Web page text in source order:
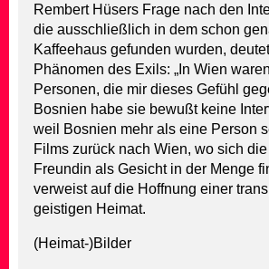
Rembert Hüsers Frage nach den
die ausschließlich in dem schon
Kaffeehaus gefunden wurden,
Phänomen des Exils: „In Wien
Personen, die mir dieses Gefühl
Bosnien habe sie bewußt keine
weil Bosnien mehr als eine Person
Films zurück nach Wien, wo sich
Freundin als Gesicht in der Menge
verweist auf die Hoffnung einer
geistigen Heimat.
(Heimat-)Bilder